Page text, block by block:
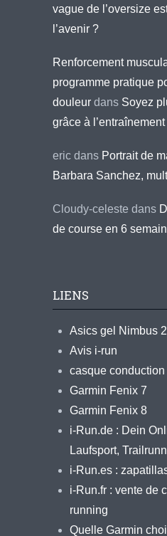
vague de l’oversize
l’avenir ?
Renforcement
programme pratique
douleur dans Soyez
grâce à
eric dans Portrait de
Barbara Sanchez,
Cloudy-celeste dans
de course en 6
LIENS
Asics gel Nimbus
Avis i-run
casque
Garmin Fenix 7
Garmin Fenix 8
i-Run.de : Dein
Laufsport,
i-Run.es :
i-Run.fr : vente de
running
Quelle Garmin